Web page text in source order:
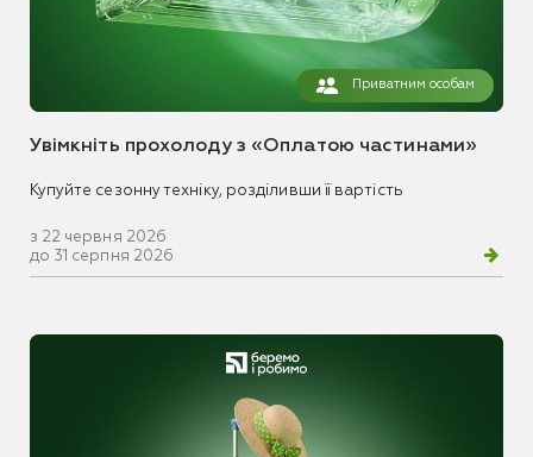
Приватним особам
Увімкніть прохолоду з «Оплатою частинами»
Купуйте сезонну техніку, розділивши її вартість
з 22 червня 2026
до 31 серпня 2026